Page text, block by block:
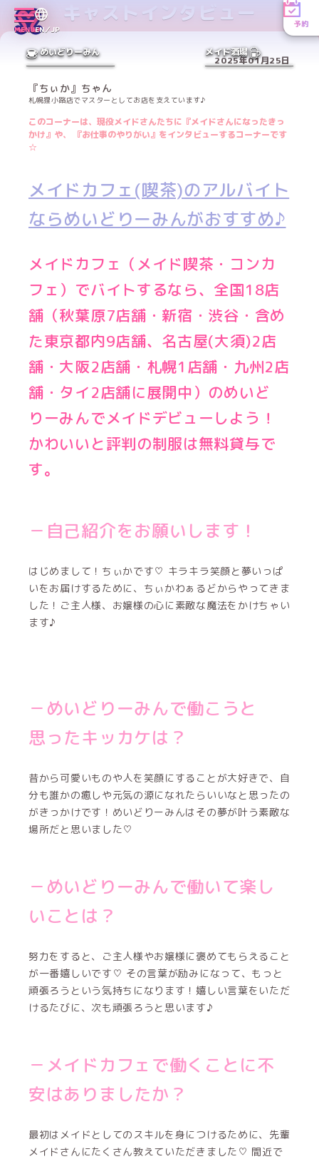
MENUEN／JP
予約
めいどりーみん メイド酒場
キャストインタビュー
2025年01月25日
『ちぃか』ちゃん
札幌狸小路店でマスターとしてお店を支えています♪
このコーナーは、現役メイドさんたちに『メイドさんになったきっ
かけ』や、 『お仕事のやりがい』をインタビューするコーナーです
☆
メイドカフェ(喫茶)のアルバイト
ならめいどりーみんがおすすめ♪
メイドカフェ（メイド喫茶・コンカ
フェ）でバイトするなら、全国18店
舗（秋葉原7店舗・新宿・渋谷・含め
た東京都内9店舗、名古屋(大須)2店
舗 ・大阪2店舗・札幌1店舗・九州2店
舗・タイ2店舗に展開中）のめいど
りーみんでメイドデビューしよう！
かわいいと評判の制服は無料貸与で
す。
－自己紹介をお願いします！
はじめまして！ちぃかです♡ キラキラ笑顔と夢いっぱ
いをお届けするために、ちぃかわぁるどからやってきま
した！ご主人様、お嬢様の心に素敵な魔法をかけちゃい
ます♪
－めいどりーみんで働こうと
思ったキッカケは？
昔から可愛いものや人を笑顔にすることが大好きで、自
分も誰かの癒しや元気の源になれたらいいなと思ったの
がきっかけです！めいどりーみんはその夢が叶う素敵な
場所だと思いました♡
－めいどりーみんで働いて楽し
いことは？
努力をすると、ご主人様やお嬢様に褒めてもらえること
が一番嬉しいです♡ その言葉が励みになって、もっと
頑張ろうという気持ちになります！嬉しい言葉をいただ
けるたびに、次も頑張ろうと思います♪
－メイドカフェで働くことに不
安はありましたか？
最初はメイドとしてのスキルを身につけるために、先輩
メイドさんにたくさん教えていただきました♡ 間近で